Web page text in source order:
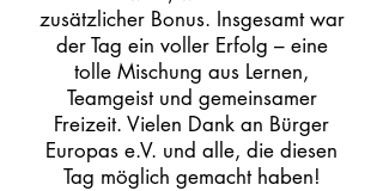
zusätzlicher Bonus. Insgesamt war
der Tag ein voller Erfolg – eine
tolle Mischung aus Lernen,
Teamgeist und gemeinsamer
Freizeit. Vielen Dank an Bürger
Europas e.V. und alle, die diesen
Tag möglich gemacht haben!